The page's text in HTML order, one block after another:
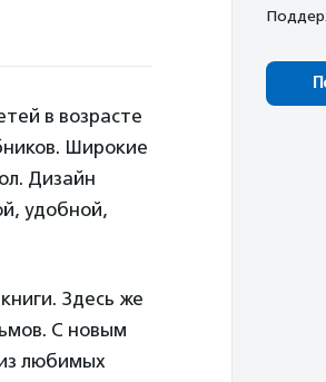
в возрасте
Широкие
Дизайн
удобной,
Здесь же
С новым
любимых